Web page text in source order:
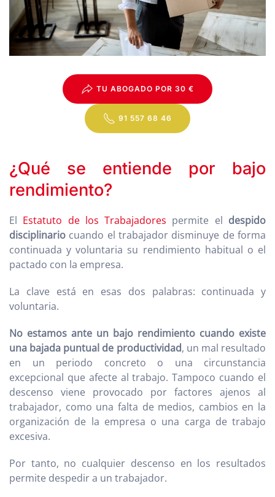
TU ABOGADO POR 30 €
91 557 68 46
¿Qué se entiende por bajo
rendimiento?
El Estatuto de los Trabajadores permite el despido
disciplinario cuando el trabajador disminuye de forma
continuada y voluntaria su rendimiento habitual o el
pactado con la empresa.
La clave está en esas dos palabras: continuada y
voluntaria.
No estamos ante un bajo rendimiento cuando existe
una bajada puntual de productividad, un mal resultado
en un periodo concreto o una circunstancia
excepcional que afecte al trabajo. Tampoco cuando el
descenso viene provocado por factores ajenos al
trabajador, como una falta de medios, cambios en la
organización de la empresa o una carga de trabajo
excesiva.
Por tanto, no cualquier descenso en los resultados
permite despedir a un trabajador.